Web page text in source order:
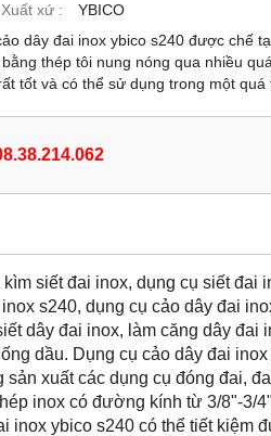
Xuất xứ :
YBICO
dây đai inox ybico s240 được chế
thép tôi nung nóng qua nhiều
tốt và có thể sử dụng trong một quá
siết đai inox, dụng cụ siết đai
s240, dụng cụ cảo dây đai
dây đai inox, làm căng dây đai
dầu. Dụng cụ cảo dây đai
xuất các dụng cụ đóng đai,
inox có đường kính từ 3/8"-3/
inox ybico s240 có thể tiết kiệm